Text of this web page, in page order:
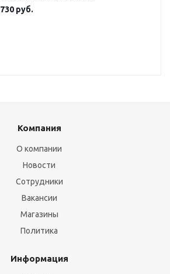
730 руб.
Компания
О компании
Новости
Сотрудники
Вакансии
Магазины
Политика
Информация